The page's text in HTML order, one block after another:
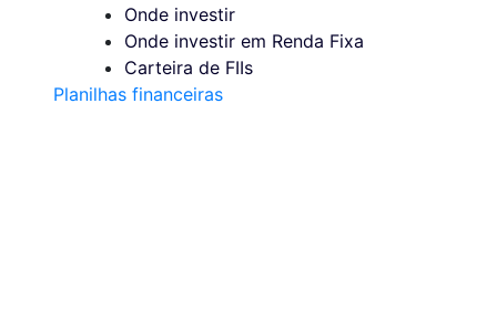
Onde investir
Onde investir em Renda Fixa
Carteira de FIIs
Planilhas financeiras